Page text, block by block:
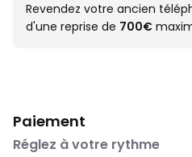
Revendez votre ancien
d'une reprise de 700€
Paiement
Réglez à votre rythme